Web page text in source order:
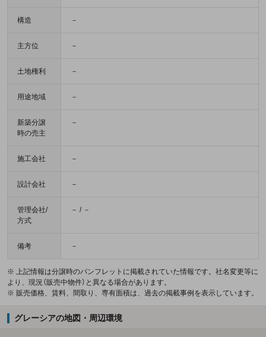
構造 －
主方位 －
土地権利 －
用途地域 －
新築分譲
時の売主
－
施工会社 －
設計会社 －
管理会社/
方式
－ / －
備考 －
※ 上記情報は分譲時のパンフレットに掲載されていた情報です。社名変更等に
より、現況（販売中物件）と異なる場合があります。
※ 販売価格、賃料、間取り、専有面積は、過去の掲載事例を表示しています。
グレーシアの地図・周辺環境